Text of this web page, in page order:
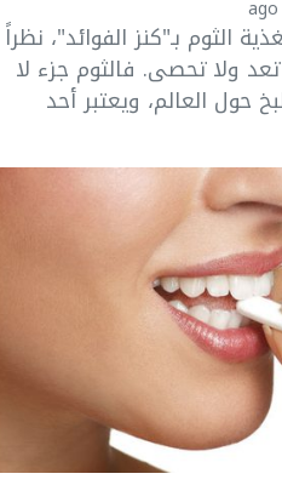
الثوم بـ"كنز الفوائد"، نظراً
تعد ولا تحصى. فالثوم جزء لا
حول العالم، ويعتبر أحد